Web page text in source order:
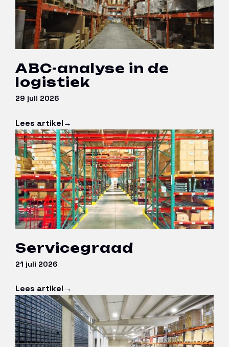
ABC-analyse in de
logistiek
29 juli 2026
Lees artikel
Servicegraad
21 juli 2026
Lees artikel